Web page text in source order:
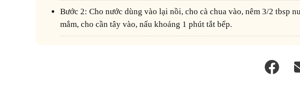
Bước 2: Cho nước dùng vào lại nồi, cho cà chua vào, nêm 3/2 tbsp nước
mắm, cho cần tây vào, nấu khoảng 1 phút tắt bếp.